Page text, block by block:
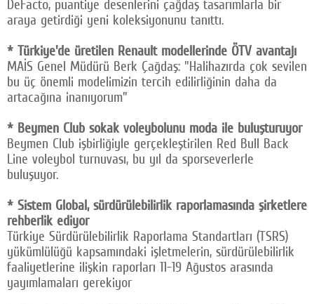
DeFacto, puantiye desenlerini çağdaş tasarımlarla bir
araya getirdiği yeni koleksiyonunu tanıttı.
* Türkiye'de üretilen Renault modellerinde ÖTV avantajı
MAİS Genel Müdürü Berk Çağdaş: "Halihazırda çok sevilen
bu üç önemli modelimizin tercih edilirliğinin daha da
artacağına inanıyorum"
* Beymen Club sokak voleybolunu moda ile buluşturuyor
Beymen Club işbirliğiyle gerçekleştirilen Red Bull Back
Line voleybol turnuvası, bu yıl da sporseverlerle
buluşuyor.
* Sistem Global, sürdürülebilirlik raporlamasında şirketlere
rehberlik ediyor
Türkiye Sürdürülebilirlik Raporlama Standartları (TSRS)
yükümlülüğü kapsamındaki işletmelerin, sürdürülebilirlik
faaliyetlerine ilişkin raporları 11-19 Ağustos arasında
yayımlamaları gerekiyor